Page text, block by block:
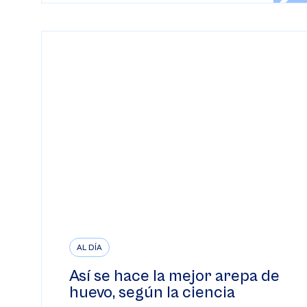
AL DÍA
Así se hace la mejor arepa de
huevo, según la ciencia